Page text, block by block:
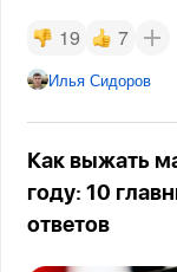
19 7
Илья Сидоров
Как выжать
году: 10
ответов